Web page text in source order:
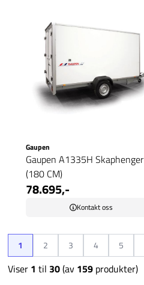
Gaupen
Gaupen A1335H Skaphenger
(180 CM)
78.695,-
Kontakt oss
1 2 3 4 5
Viser 1 til 30(av 159 produkter)